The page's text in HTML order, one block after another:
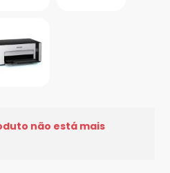
não está mais